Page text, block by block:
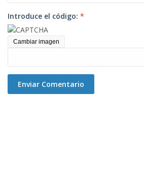
Introduce el código: *
Cambiar imagen
Enviar Comentario